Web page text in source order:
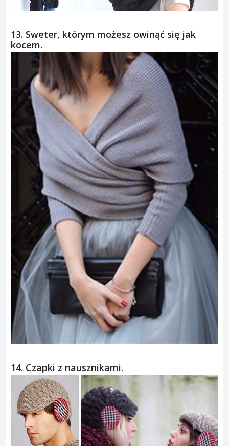
13. Sweter, którym możesz owinąć się jak
kocem.
14. Czapki z nausznikami.